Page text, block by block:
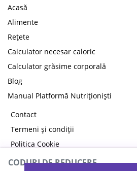
Acasă
Alimente
Rețete
Calculator necesar caloric
Calculator grăsime corporală
Blog
Manual Platformă Nutriționiști
Contact
Termeni și condiții
Politica Cookie
Politica de confidențialitate
CODURI DE REDUCERE